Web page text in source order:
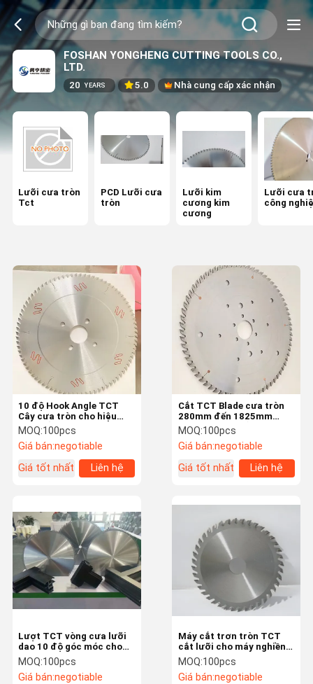
FOSHAN YONGHENG CUTTING TOOLS CO.,
LTD.
20 YEARS 5.0 Nhà cung cấp xác nhận
Lưỡi cưa tròn
Tct
PCD Lưỡi cưa
tròn
Lưỡi kim
cương kim
cương
Lưỡi cưa
công
10 độ Hook Angle TCT
Cây cưa tròn cho hiệu
suất cắt nhất quán
MOQ:100pcs
Giá bán:negotiable
Giá tốt nhất
Liên hệ
Cắt TCT Blade cưa tròn
280mm đến 1825mm
Diameter cho sản xuất
kim loại
MOQ:100pcs
Giá bán:negotiable
Giá tốt nhất
Liên hệ
Lượt TCT vòng cưa lưỡi
dao 10 độ góc móc cho
mục đích chung
MOQ:100pcs
Giá bán:negotiable
Máy cắt trơn tròn TCT
cắt lưỡi cho máy nghiền
tự động
MOQ:100pcs
Giá bán:negotiable